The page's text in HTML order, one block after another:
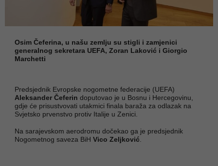
Osim Čeferina, u našu zemlju su stigli i zamjenici
generalnog sekretara UEFA, Zoran Laković i Giorgio
Marchetti
Predsjednik Evropske nogometne federacije (UEFA)
Aleksander Čeferin doputovao je u Bosnu i Hercegovinu,
gdje će prisustvovati utakmici finala baraža za odlazak na
Svjetsko prvenstvo protiv Italije u Zenici.
Na sarajevskom aerodromu dočekao ga je predsjednik
Nogometnog saveza BiH Vico Zeljković